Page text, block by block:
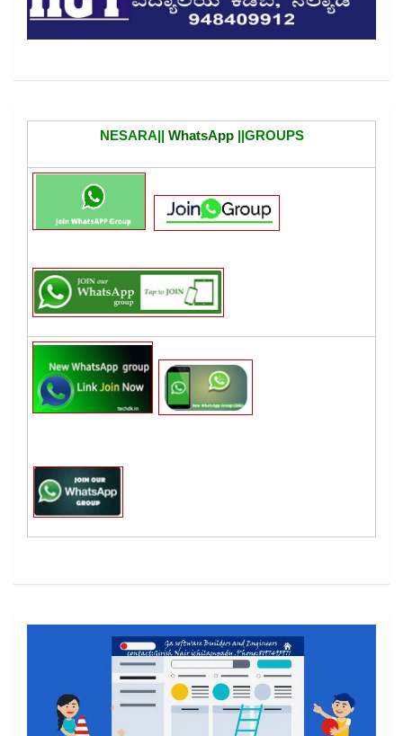
NESARA|| WhatsApp||GROUPS